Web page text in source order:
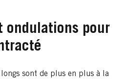
ondulations pour
sont de plus en plus à la